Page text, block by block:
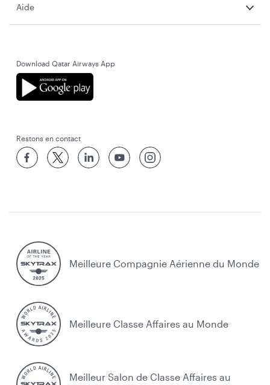
Aide
Download Qatar Airways App
Restons en contact
Meilleure Compagnie Aérienne du Monde
Meilleure Classe Affaires au Monde
Meilleur Salon de Classe Affaires au